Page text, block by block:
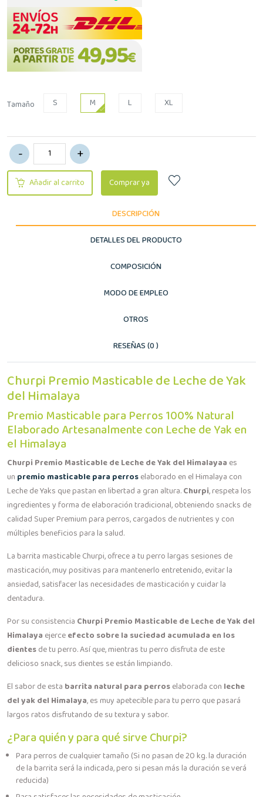
Tamaño S M L XL
Añadir al carrito Comprar ya
DESCRIPCIÓN
DETALLES DEL PRODUCTO
COMPOSICIÓN
MODO DE EMPLEO
OTROS
RESEÑAS (0 )
Churpi Premio Masticable de Leche de Yak
del Himalaya
Premio Masticable para Perros 100% Natural
Elaborado Artesanalmente con Leche de Yak en
el Himalaya
Churpi Premio Masticable de Leche de Yak del Himalayaa es
un premio masticable para perroselaborado en el Himalaya con
Leche de Yaks que pastan en libertad a gran altura.Churpi, respeta los
ingredientes y forma de elaboración tradicional, obteniendo snacks de
calidad Super Premium para perros, cargados de nutrientes y con
múltiples beneficios para la salud.
La barrita masticable Churpi, ofrece a tu perro largas sesiones de
masticación, muy positivas para mantenerlo entretenido, evitar la
ansiedad, satisfacer las necesidades de masticación y cuidar la
dentadura.
Por su consistencia Churpi Premio Masticable de Leche de Yak del
Himalaya ejerceefecto sobre la suciedad acumulada en los
dientesde tu perro. Así que, mientras tu perro disfruta de este
delicioso snack, sus dientes se están limpiando.
El sabor de esta barrita natural para perroselaborada con leche
del yak del Himalaya, es muy apetecible para tu perro que pasará
largos ratos disfrutando de su textura y sabor.
¿Para quién y para qué sirve Churpi?
Para perros de cualquier tamaño (Si no pasan de 20 kg. la duración
de la barrita será la indicada, pero si pesan más la duración se verá
reducida)